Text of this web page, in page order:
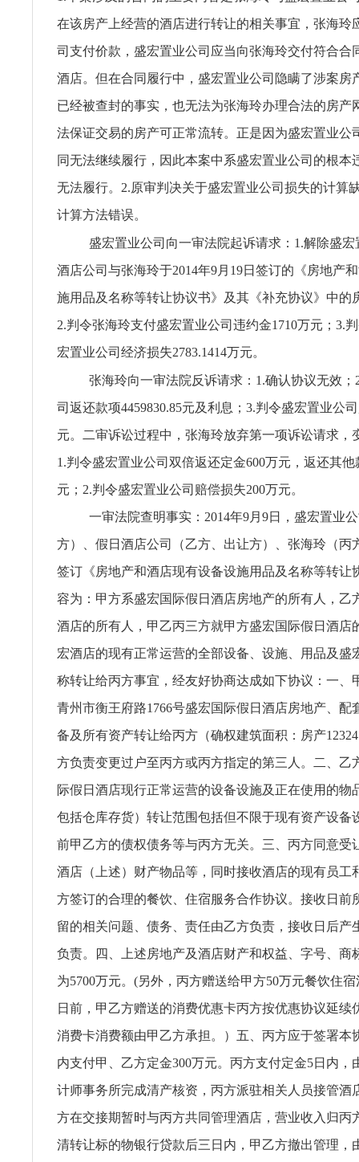
在该房产上经营的酒店进行转让的相关事宜，张海玲
司支付价款，盛宏置业公司应当向张海玲交付符合合
酒店。但在合同履行中，盛宏置业公司隐瞒了涉案房
已经被查封的事实，也无法为张海玲办理合法的房产
法保证交易的房产可正常流转。正是因为盛宏置业公
同无法继续履行，因此本案中系盛宏置业公司的根本
无法履行。2.原审判决关于盛宏置业公司损失的计算
计算方法错误。
盛宏置业公司向一审法院起诉请求：1.解除盛
酒店公司与张海玲于2014年9月19日签订的《房地产
施用品及名称等转让协议书》及其《补充协议》中的
2.判令张海玲支付盛宏置业公司违约金1710万元；3.
宏置业公司经济损失2783.1414万元。
张海玲向一审法院反诉请求：1.确认协议无效；
司返还款项4459830.85元及利息；3.判令盛宏置业公
元。二审诉讼过程中，张海玲放弃第一项诉讼请求，
1.判令盛宏置业公司双倍返还定金600万元，返还其他
元；2.判令盛宏置业公司赔偿损失200万元。
一审法院查明事实：2014年9月9日，盛宏置业
方）、假日酒店公司（乙方、出让方）、张海玲（丙
签订《房地产和酒店现有设备设施用品及名称等转让
容为：甲方系盛宏国际假日酒店房地产的所有人，乙
酒店的所有人，甲乙丙三方就甲方盛宏国际假日酒店
宏酒店的现有正常运营的全部设备、设施、用品及盛
称转让给丙方事宜，经友好协商达成如下协议：一、
青州市衡王府路1766号盛宏国际假日酒店房地产、配
备及所有资产转让给丙方（确权建筑面积：房产
方负责变更过户至丙方或丙方指定的第三人。二、乙
际假日酒店现行正常运营的设备设施及正在使用的物
包括仓库存货）转让范围包括但不限于现有资产设备
前甲乙方的债权债务等与丙方无关。三、丙方同意受
酒店（上述）财产物品等，同时接收酒店的现有员工
方签订的合理的餐饮、住宿服务合作协议。接收日前
留的相关问题、债务、责任由乙方负责，接收日后产
负责。四、上述房地产及酒店财产和权益、字号、商
为5700万元。(另外，丙方赠送给甲方50万元餐饮住
日前，甲乙方赠送的消费优惠卡丙方按优惠协议延续
消费卡消费额由甲乙方承担。）五、丙方应于签署本
内支付甲、乙方定金300万元。丙方支付定金5日内，
计师事务所完成清产核资，丙方派驻相关人员接管酒
方在交接期暂时与丙方共同管理酒店，营业收入归丙
清转让标的物银行贷款后三日内，甲乙方撤出管理，